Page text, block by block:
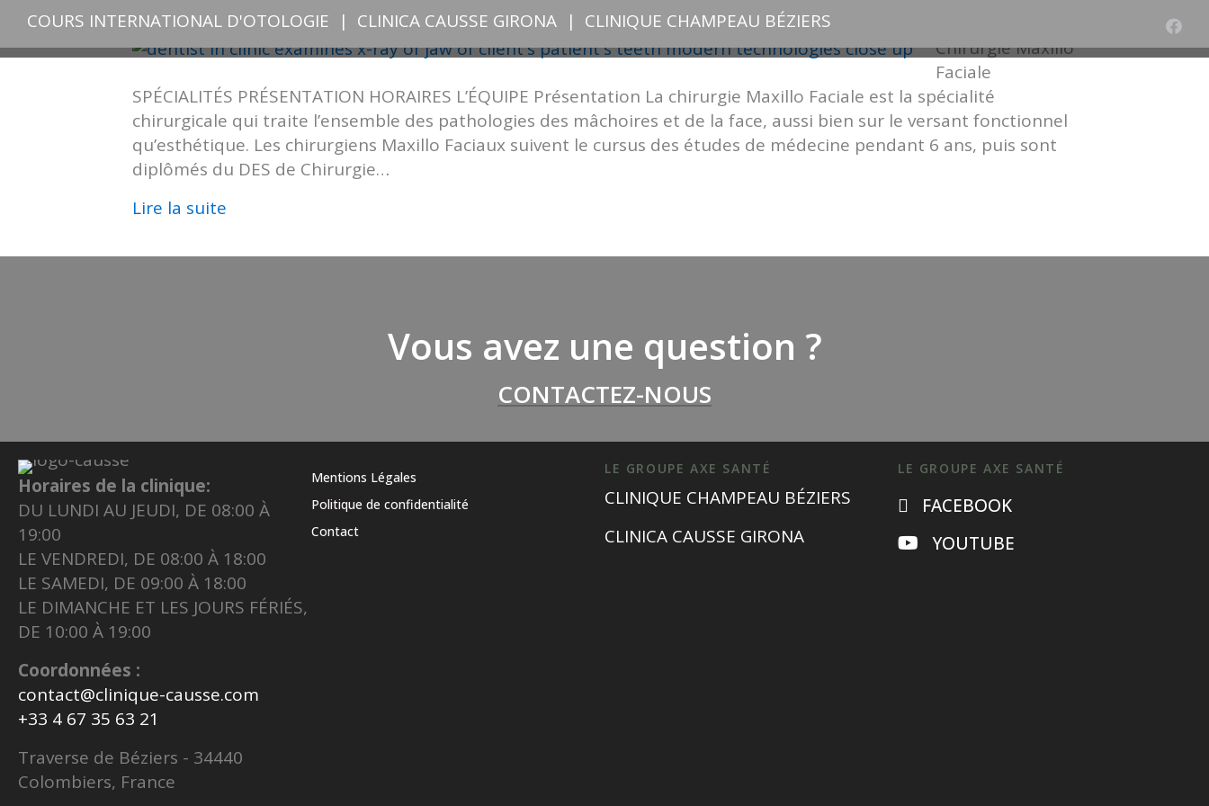
COURS INTERNATIONAL D'OTOLOGIE | CLINICA CAUSSE GIRONA | CLINIQUE CHAMPEAU BÉZIERS
Chirurgie Maxillo
Faciale
SPÉCIALITÉS PRÉSENTATION HORAIRES L’ÉQUIPE Présentation La chirurgie Maxillo Faciale est la spécialité
chirurgicale qui traite l’ensemble des pathologies des mâchoires et de la face, aussi bien sur le versant fonctionnel
qu’esthétique. Les chirurgiens Maxillo Faciaux suivent le cursus des études de médecine pendant 6 ans, puis sont
diplômés du DES de Chirurgie…
Lire la suite
Vous avez une question ?
CONTACTEZ-NOUS
Horaires de la clinique:
DU LUNDI AU JEUDI, DE 08:00 À
19:00
LE VENDREDI, DE 08:00 À 18:00
LE SAMEDI, DE 09:00 À 18:00
LE DIMANCHE ET LES JOURS FÉRIÉS,
DE 10:00 À 19:00
Coordonnées :
contact@clinique-causse.com
+33 4 67 35 63 21
Traverse de Béziers - 34440
Colombiers, France
Mentions Légales
Politique de confidentialité
Contact
LE GROUPE AXE SANTÉ
CLINIQUE CHAMPEAU BÉZIERS
CLINICA CAUSSE GIRONA
LE GROUPE AXE SANTÉ
FACEBOOK
YOUTUBE